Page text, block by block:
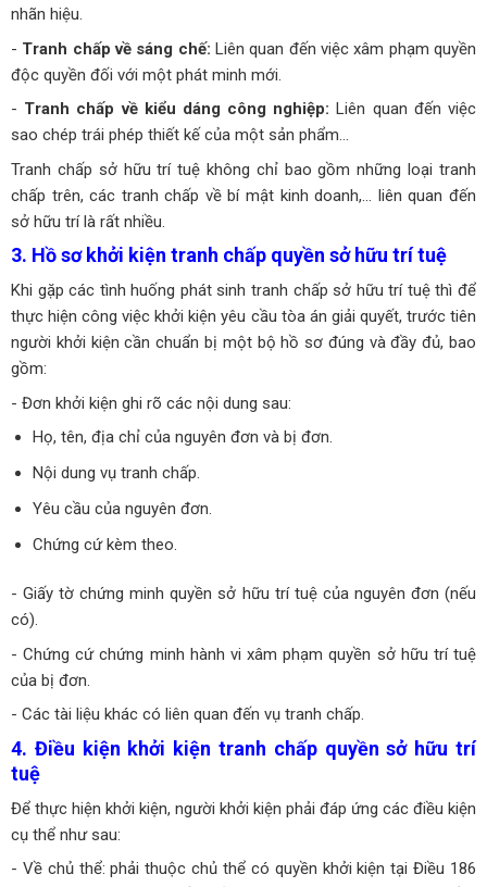
nhãn hiệu.
- Tranh chấp về sáng chế: Liên quan đến việc xâm phạm quyền
độc quyền đối với một phát minh mới.
- Tranh chấp về kiểu dáng công nghiệp: Liên quan đến việc
sao chép trái phép thiết kế của một sản phẩm…
Tranh chấp sở hữu trí tuệ không chỉ bao gồm những loại tranh
chấp trên, các tranh chấp về bí mật kinh doanh,... liên quan đến
sở hữu trí là rất nhiều.
3. Hồ sơ khởi kiện tranh chấp quyền sở hữu trí tuệ
Khi gặp các tình huống phát sinh tranh chấp sở hữu trí tuệ thì để
thực hiện công việc khởi kiện yêu cầu tòa án giải quyết, trước tiên
người khởi kiện cần chuẩn bị một bộ hồ sơ đúng và đầy đủ, bao
gồm:
- Đơn khởi kiện ghi rõ các nội dung sau:
Họ, tên, địa chỉ của nguyên đơn và bị đơn.
Nội dung vụ tranh chấp.
Yêu cầu của nguyên đơn.
Chứng cứ kèm theo.
- Giấy tờ chứng minh quyền sở hữu trí tuệ của nguyên đơn (nếu
có).
- Chứng cứ chứng minh hành vi xâm phạm quyền sở hữu trí tuệ
của bị đơn.
- Các tài liệu khác có liên quan đến vụ tranh chấp.
4. Điều kiện khởi kiện tranh chấp quyền sở hữu trí
tuệ
Để thực hiện khởi kiện, người khởi kiện phải đáp ứng các điều kiện
cụ thể như sau:
- Về chủ thể: phải thuộc chủ thể có quyền khởi kiện tại Điều 186